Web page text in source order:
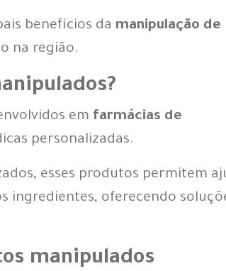
benefícios da manipulação de
na região.
em farmácias de
personalizadas.
esses produtos permitem
ingredientes, oferecendo
manipulados